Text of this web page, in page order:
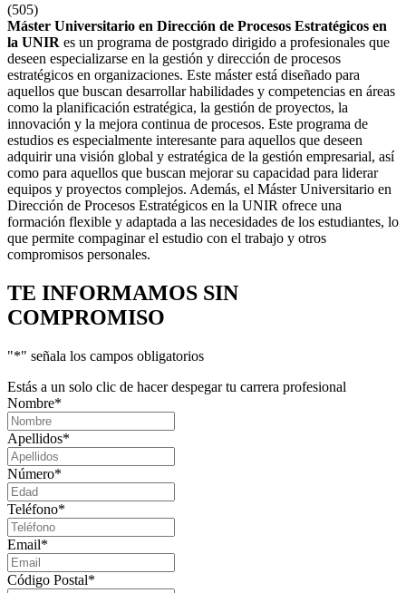
(505)
Máster Universitario en Dirección de Procesos Estratégicos en
la UNIR es un programa de postgrado dirigido a profesionales que
deseen especializarse en la gestión y dirección de procesos
estratégicos en organizaciones. Este máster está diseñado para
aquellos que buscan desarrollar habilidades y competencias en áreas
como la planificación estratégica, la gestión de proyectos, la
innovación y la mejora continua de procesos. Este programa de
estudios es especialmente interesante para aquellos que deseen
adquirir una visión global y estratégica de la gestión empresarial, así
como para aquellos que buscan mejorar su capacidad para liderar
equipos y proyectos complejos. Además, el Máster Universitario en
Dirección de Procesos Estratégicos en la UNIR ofrece una
formación flexible y adaptada a las necesidades de los estudiantes, lo
que permite compaginar el estudio con el trabajo y otros
compromisos personales.
TE INFORMAMOS SIN
COMPROMISO
"*" señala los campos obligatorios
Estás a un solo clic de hacer despegar tu carrera profesional
Nombre*
Apellidos*
Número*
Teléfono*
Email*
Código Postal*